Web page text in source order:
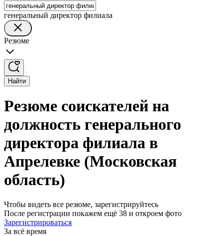
генеральный директор филиала
Резюме
Найти
Резюме соискателей на
должность генерального
директора филиала в
Апрелевке (Московская
область)
Чтобы видеть все резюме, зарегистрируйтесь
После регистрации покажем ещё 38 и откроем фото
Зарегистрироваться
За всё время